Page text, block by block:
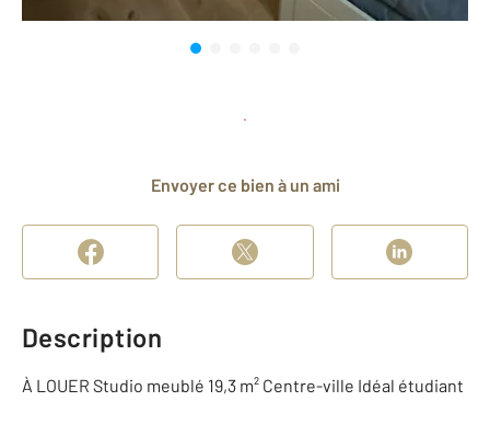
Envoyer ce bien à un ami
Description
À LOUER Studio meublé 19,3 m² Centre-ville Idéal étudiant